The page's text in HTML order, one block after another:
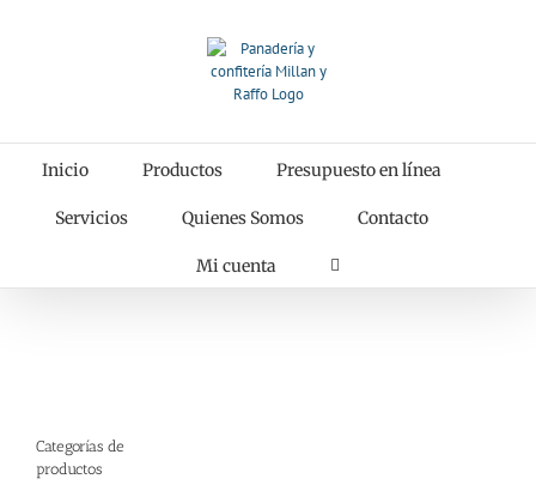
Inicio Productos Presupuesto en línea
Servicios Quienes Somos Contacto
Mi cuenta
Categorías de
productos